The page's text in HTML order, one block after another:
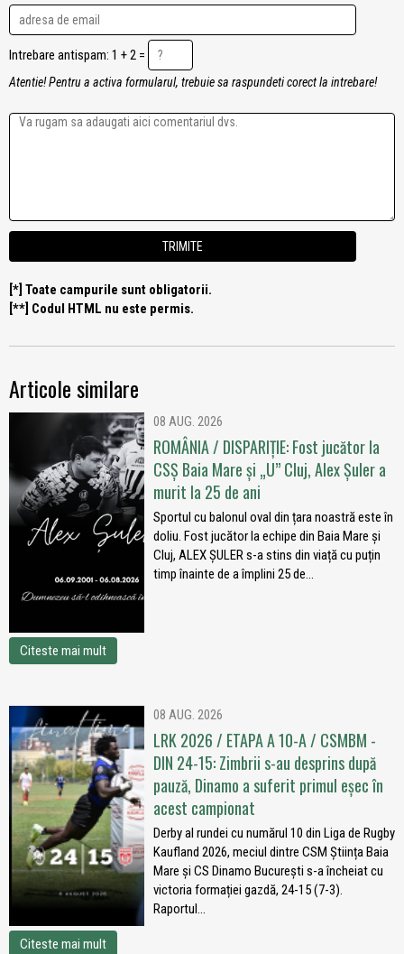
Intrebare antispam: 1 + 2 =
Atentie! Pentru a activa formularul, trebuie sa raspundeti corect la intrebare!
[*] Toate campurile sunt obligatorii.
[**] Codul HTML nu este permis.
Articole similare
08 AUG. 2026
ROMÂNIA / DISPARIȚIE: Fost jucător la
CSȘ Baia Mare și „U” Cluj, Alex Șuler a
murit la 25 de ani
Sportul cu balonul oval din țara noastră este în
doliu. Fost jucător la echipe din Baia Mare și
Cluj, ALEX ȘULER s-a stins din viață cu puțin
timp înainte de a împlini 25 de...
Citeste mai mult
08 AUG. 2026
LRK 2026 / ETAPA A 10-A / CSMBM -
DIN 24-15: Zimbrii s-au desprins după
pauză, Dinamo a suferit primul eșec în
acest campionat
Derby al rundei cu numărul 10 din Liga de Rugby
Kaufland 2026, meciul dintre CSM Știința Baia
Mare și CS Dinamo București s-a încheiat cu
victoria formației gazdă, 24-15 (7-3).
Raportul...
Citeste mai mult